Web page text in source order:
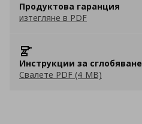
Продуктова гаранция
изтегляне в PDF
Инструкции за сглобяване
Свалете PDF (4 MB)